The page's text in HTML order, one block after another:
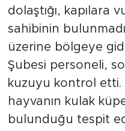
dolaştığı, kapılara
sahibinin
üzerine bölgeye
Şubesi personeli,
kuzuyu kontrol etti.
hayvanın kulak
bulunduğu tespit